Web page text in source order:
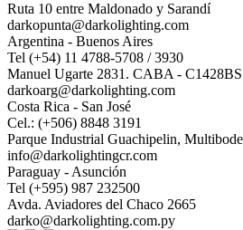
Ruta 10 entre Maldonado y Sarandí
darkopunta@darkolighting.com
Argentina - Buenos Aires
Tel (+54) 11 4788-5708 / 3930
Manuel Ugarte 2831. CABA -
darkoarg@darkolighting.com
Costa Rica - San José
Cel.: (+506) 8848 3191
Parque Industrial Guachipelin,
info@darkolightingcr.com
Paraguay - Asunción
Tel (+595) 987 232500
Avda. Aviadores del Chaco 2665
darko@darkolighting.com.py